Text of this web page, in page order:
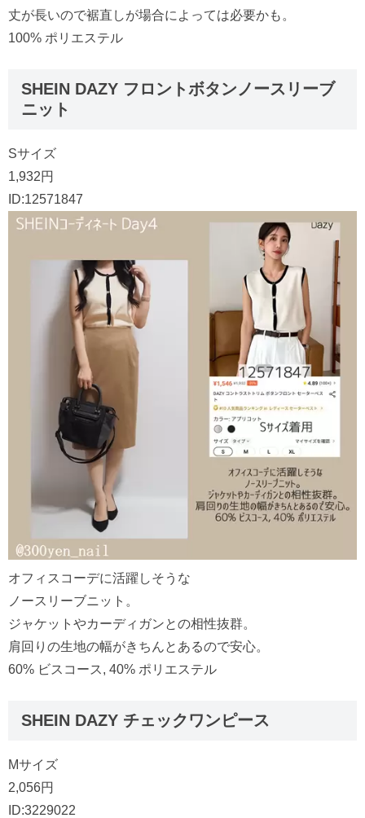
丈が長いので裾直しが場合によっては必要かも。
100% ポリエステル
SHEIN DAZY フロントボタンノースリーブ
ニット
Sサイズ
1,932円
ID:12571847
オフィスコーデに活躍しそうな
ノースリーブニット。
ジャケットやカーディガンとの相性抜群。
肩回りの生地の幅がきちんとあるので安心。
60% ビスコース, 40% ポリエステル
SHEIN DAZY チェックワンピース
Mサイズ
2,056円
ID:3229022